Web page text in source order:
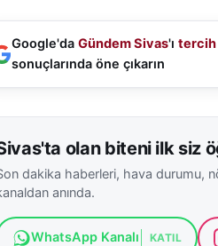
Google'da Gündem Sivas'ı tercih
sonuçlarında öne çıkarın
olan biteni ilk siz
dakika haberleri, hava durumu,
anında.
WhatsApp Kanalı KATIL